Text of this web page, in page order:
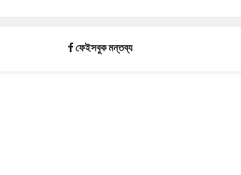
ফেইসবুক মন্তব্য